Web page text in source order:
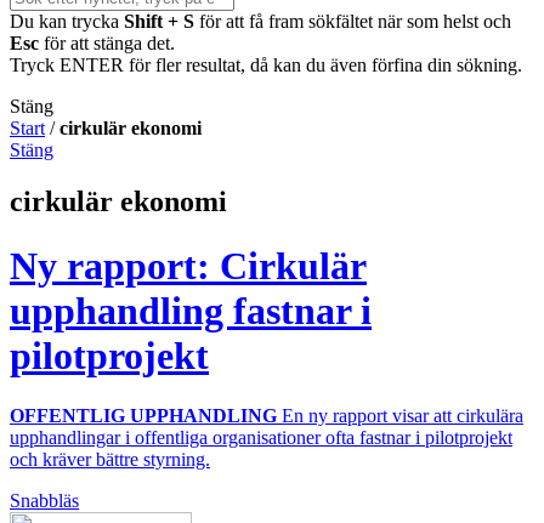
Du kan trycka Shift + S för att få fram sökfältet när som helst och
Esc för att stänga det.
Tryck ENTER för fler resultat, då kan du även förfina din sökning.
Stäng
Start /cirkulär ekonomi
Stäng
cirkulär ekonomi
Ny rapport: Cirkulär
upphandling fastnar i
pilotprojekt
OFFENTLIG UPPHANDLING En ny rapport visar att cirkulära
upphandlingar i offentliga organisationer ofta fastnar i pilotprojekt
och kräver bättre styrning.
Snabbläs